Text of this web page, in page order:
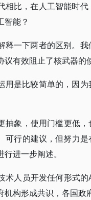
相比，在人工智能时
智能？
释一下两者的区别。
有效阻止了核武器的
用是比较简单的，因
抽象，使用门槛更低
可行的建议，但努力
进一步阐述。
术人员开发任何形式
构形成共识，各国政